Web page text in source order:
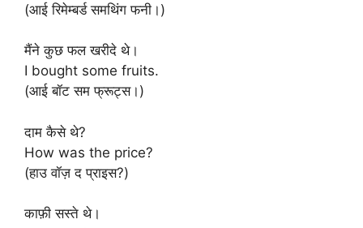
(आई रिमेम्बर्ड समथिंग फनी।)
मैंने कुछ फल खरीदे थे।
I bought some fruits.
(आई बॉट सम फ्रूट्स।)
दाम कैसे थे?
How was the price?
(हाउ वॉज़ द प्राइस?)
काफ़ी सस्ते थे।